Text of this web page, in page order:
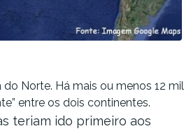
Norte. Há mais ou menos 12 mil
entre os dois continentes.
teriam ido primeiro aos